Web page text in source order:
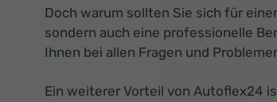
Doch warum sollten Sie sich für
sondern auch eine professionelle
Ihnen bei allen Fragen und
Ein weiterer Vorteil von Autoflex24